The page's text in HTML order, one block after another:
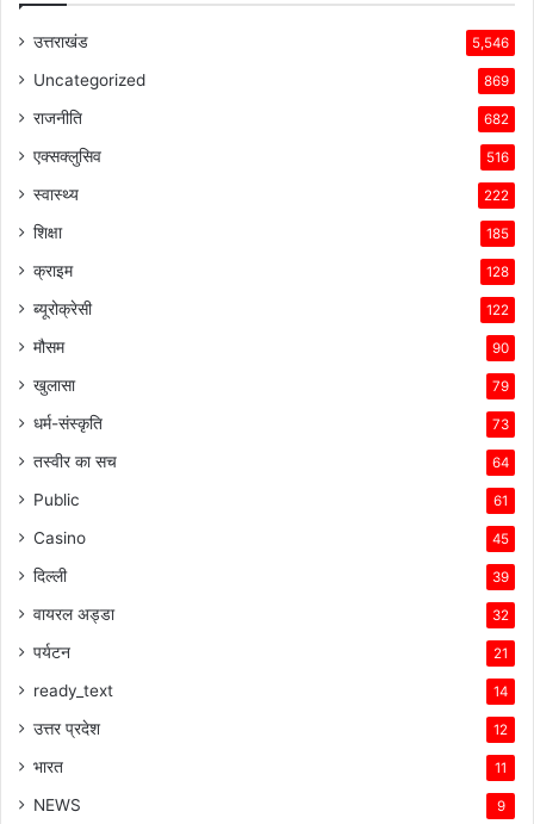
उत्तराखंड 5,546
Uncategorized 869
राजनीति 682
एक्सक्लुसिव 516
स्वास्थ्य 222
शिक्षा 185
क्राइम 128
ब्यूरोक्रेसी 122
मौसम 90
खुलासा 79
धर्म-संस्कृति 73
तस्वीर का सच 64
Public 61
Casino 45
दिल्ली 39
वायरल अड्डा 32
पर्यटन 21
ready_text 14
उत्तर प्रदेश 12
भारत 11
NEWS 9